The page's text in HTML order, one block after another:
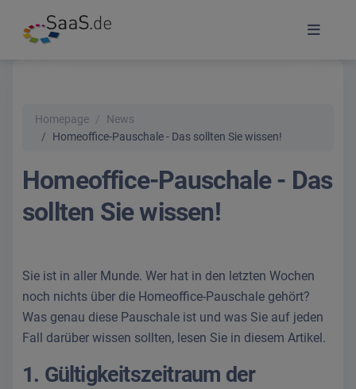
Homepage
News
Homeoffice-Pauschale - Das sollten Sie wissen!
Homeoffice-Pauschale - Das
sollten Sie wissen!
Sie ist in aller Munde. Wer hat in den letzten Wochen
noch nichts über die Homeoffice-Pauschale gehört?
Was genau diese Pauschale ist und was Sie auf jeden
Fall darüber wissen sollten, lesen Sie in diesem Artikel.
1. Gültigkeitszeitraum der